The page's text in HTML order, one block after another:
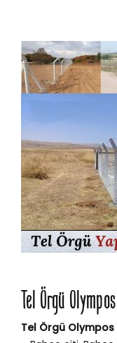
Tel Örgü
Tel Örgü